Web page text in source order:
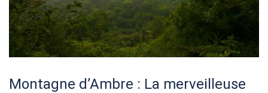
Montagne d’Ambre : La merveilleuse